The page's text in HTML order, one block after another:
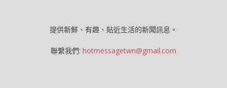
提供新鮮、有趣、貼近生活的新聞訊息。
聯繫我們: hotmessagetwn@gmail.com